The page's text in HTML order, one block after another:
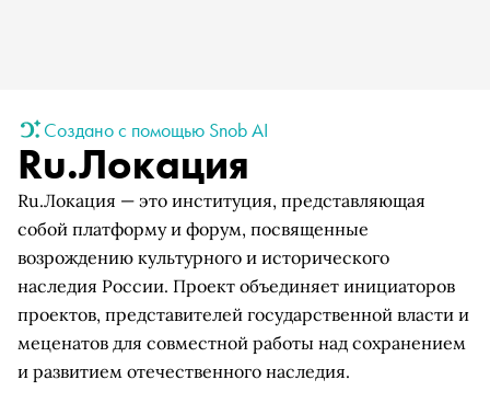
Создано с помощью Snob AI
Ru.Локация
Ru.Локация — это институция, представляющая
собой платформу и форум, посвященные
возрождению культурного и исторического
наследия России. Проект объединяет инициаторов
проектов, представителей государственной власти и
меценатов для совместной работы над сохранением
и развитием отечественного наследия.